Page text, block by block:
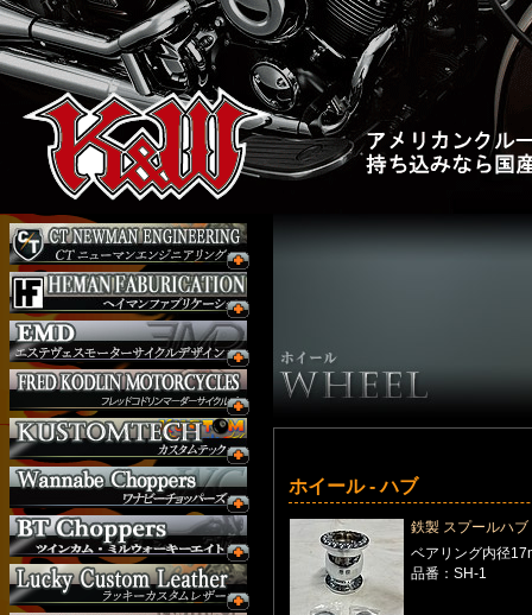
ホイール - ハブ
鉄製 スプールハ
ベアリング内径
品番：SH-1